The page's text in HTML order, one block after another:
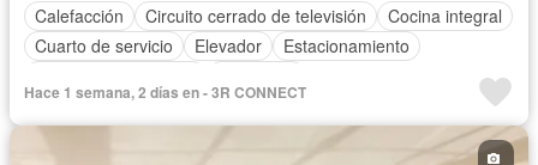
Calefacción
Circuito cerrado de televisión
Cocina integral
Cuarto de servicio
Elevador
Estacionamiento
Completamente amueblado
Hace 1 semana, 2 días en - 3R CONNECT